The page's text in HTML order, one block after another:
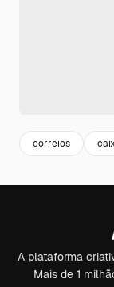
correios
A plataforma
Mais de 1